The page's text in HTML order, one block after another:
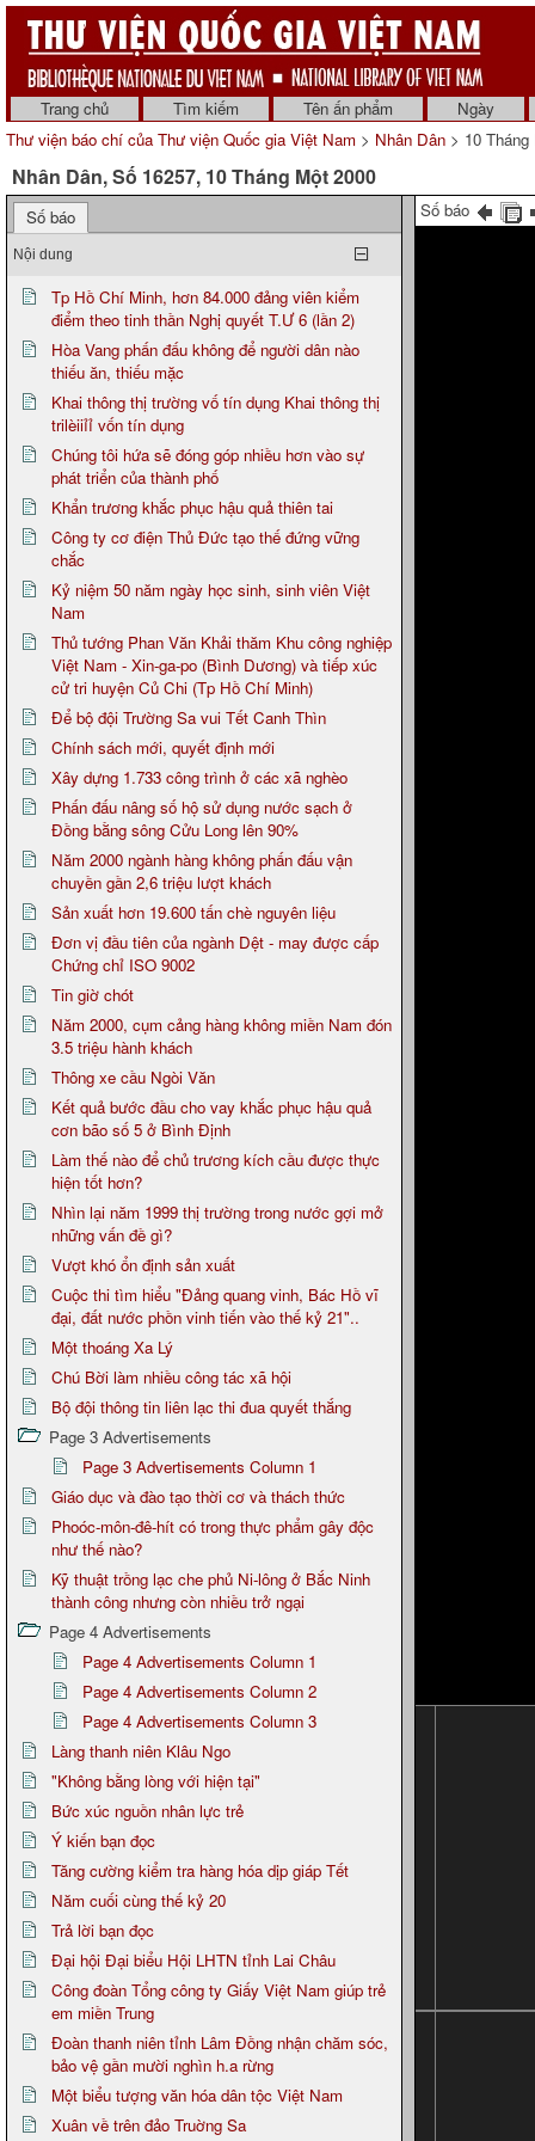
Trang chủ Tìm kiếm Tên ấn phẩm
Ngày
Thư viện báo chí của Thư viện Quốc gia Việt Nam > Nhân Dân > 10 Tháng
Nhân Dân, Số 16257, 10 Tháng Một 2000
Số báo
Nội dung
Tp Hồ Chí Minh, hơn 84.000 đảng viên kiểm
điểm theo tinh thần Nghị quyết T.Ư 6 (lần 2)
Hòa Vang phấn đấu không để người dân nào
thiếu ăn, thiếu mặc
Khai thông thị trường vố tín dụng Khai thông thị
trilèiiỉỉ vốn tín dụng
Chúng tôi hứa sẽ đóng góp nhiều hơn vào sự
phát triển của thành phố
Khẩn trương khắc phục hậu quả thiên tai
Công ty cơ điện Thủ Đức tạo thế đứng vững
chắc
Kỷ niệm 50 năm ngày học sinh, sinh viên Việt
Nam
Thủ tướng Phan Văn Khải thăm Khu công nghiệp
Việt Nam - Xin-ga-po (Bình Dương) và tiếp xúc
cử tri huyện Củ Chi (Tp Hồ Chí Minh)
Để bộ đội Trường Sa vui Tết Canh Thìn
Chính sách mới, quyết định mới
Xây dựng 1.733 công trình ở các xã nghèo
Phấn đấu nâng số hộ sử dụng nước sạch ở
Đồng bằng sông Cửu Long lên 90%
Năm 2000 ngành hàng không phấn đấu vận
chuyền gần 2,6 triệu lượt khách
Sản xuất hơn 19.600 tấn chè nguyên liệu
Đơn vị đầu tiên của ngành Dệt - may được cấp
Chứng chỉ ISO 9002
Tin giờ chót
Năm 2000, cụm cảng hàng không miền Nam đón
3.5 triệu hành khách
Thông xe cầu Ngòi Văn
Kết quả bước đầu cho vay khắc phục hậu quả
cơn bão số 5 ở Bình Định
Làm thế nào để chủ trương kích cầu được thực
hiện tốt hơn?
Nhìn lại năm 1999 thị trường trong nước gợi mở
những vấn đề gì?
Vượt khó ổn định sản xuất
Cuộc thi tìm hiểu "Đảng quang vinh, Bác Hồ vĩ
đại, đất nước phồn vinh tiến vào thế kỷ 21"..
Một thoáng Xa Lý
Chú Bời làm nhiều công tác xã hội
Bộ đội thông tin liên lạc thi đua quyết thắng
Page 3 Advertisements
Page 3 Advertisements Column 1
Giáo dục và đào tạo thời cơ và thách thức
Phoóc-môn-đê-hít có trong thực phẩm gây độc
như thế nào?
Kỹ thuật trồng lạc che phủ Ni-lông ở Bắc Ninh
thành công nhưng còn nhiều trở ngại
Page 4 Advertisements
Page 4 Advertisements Column 1
Page 4 Advertisements Column 2
Page 4 Advertisements Column 3
Làng thanh niên Klâu Ngo
"Không bằng lòng với hiện tại"
Bức xúc nguồn nhân lực trẻ
Ý kiến bạn đọc
Tăng cường kiểm tra hàng hóa dịp giáp Tết
Năm cuối cùng thế kỷ 20
Trả lời bạn đọc
Đại hội Đại biểu Hội LHTN tỉnh Lai Châu
Công đoàn Tổng công ty Giấy Việt Nam giúp trẻ
em miền Trung
Đoàn thanh niên tỉnh Lâm Đồng nhận chăm sóc,
bảo vệ gần mười nghìn h.a rừng
Một biểu tượng văn hóa dân tộc Việt Nam
Xuân về trên đảo Truờng Sa
Số báo